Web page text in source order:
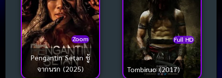
Zoom
Pengantin Setan ชู้
จากนรก (2025)
Full HD
Tombiruo (2017)